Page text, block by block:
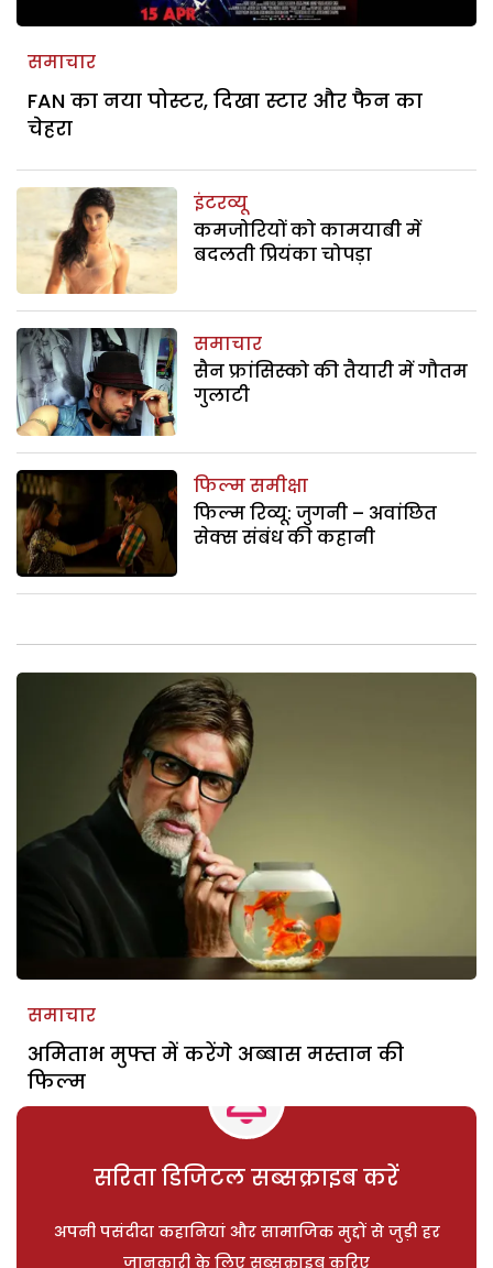
समाचार
FAN का नया पोस्टर, दिखा स्टार और फैन का
चेहरा
इंटरव्यू
कमजोरियों को कामयाबी में
बदलती प्रियंका चोपड़ा
समाचार
सैन फ्रांसिस्को की तैयारी में गौतम
गुलाटी
फिल्म समीक्षा
फिल्म रिव्यू: जुगनी – अवांछित
सेक्स संबंध की कहानी
समाचार
अमिताभ मुफ्त में करेंगे अब्बास मस्तान की
फिल्म
सरिता डिजिटल सब्सक्राइब करें
अपनी पसंदीदा कहानियां और सामाजिक मुद्दों से जुड़ी हर
जानकारी के लिए सब्सक्राइब करिए